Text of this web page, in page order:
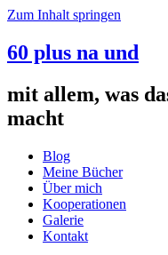
Zum Inhalt springen
60 plus na und
mit allem, was
macht
Blog
Meine Bücher
Über mich
Kooperationen
Galerie
Kontakt